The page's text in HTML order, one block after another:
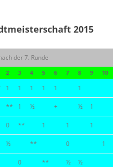
2015
der 7. Runde
2 3 4 5 6 7 8 9 10
1 1 1 1 1 1
** 1 ½ + ½ 1
0 ** 1 1 1
½ ** 0 1
0 ** ½ ½